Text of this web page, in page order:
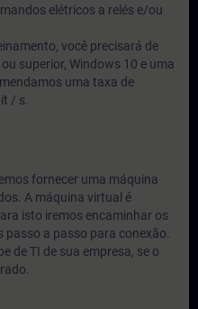
elétricos a relés e/ou
você precisará de
superior, Windows 10 e uma
uma taxa de
/ s.
fornecer uma máquina
A máquina virtual é
isto iremos encaminhar os
passo a passo para conexão.
de TI de sua empresa, se o